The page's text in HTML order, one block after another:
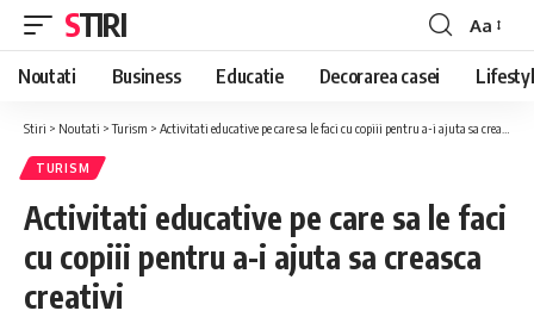
STIRI
Font
Resizer
Aa
Noutati Business Educatie Decorarea casei
Stiri > Noutati >Turism > Activitati educative pe care sa le faci cu copiii pentru a-i ajuta sa creasca creativi
TURISM
Activitati educative pe care sa le faci
cu copiii pentru a-i ajuta sa creasca
creativi